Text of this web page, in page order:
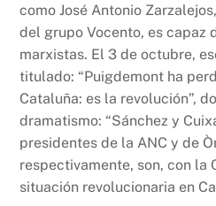
como José Antonio
del grupo Vocento, es capaz
marxistas. El 3 de octubre,
titulado: “Puigdemont ha
Cataluña: es la revolución”,
dramatismo: “Sánchez y
presidentes de la ANC y de
respectivamente, son, con la
situación revolucionaria en